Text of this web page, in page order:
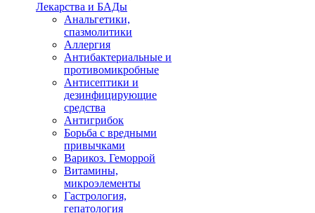
Лекарства и БАДы
Анальгетики,
спазмолитики
Аллергия
Антибактериальные и
противомикробные
Антисептики и
дезинфицирующие
средства
Антигрибок
Борьба с вредными
привычками
Варикоз. Геморрой
Витамины,
микроэлементы
Гастрология,
гепатология